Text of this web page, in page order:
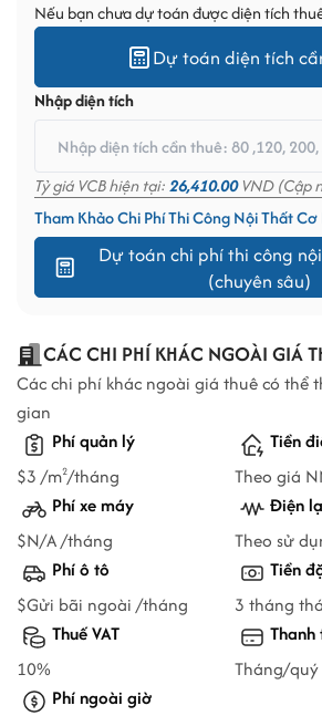
Nếu bạn chưa dự toán được diện tích
Dự toán diện tích
Nhập diện tích
Tỷ giá VCB hiện tại:26,410.00VND (Cập
Tham Khảo Chi Phí Thi Công Nội Thất Cơ
Dự toán chi phí thi công
(chuyên sâu)
CÁC CHI PHÍ KHÁC NGOÀI GIÁ
Các chi phí khác ngoài giá thuê có thể
gian
Phí quản lý
$3 /m2/tháng
Tiền
Theo giá
Phí xe máy
$N/A /tháng
Điện
Theo sử
Phí ô tô
$Gửi bãi ngoài /tháng
Tiền
3 tháng
Thuế VAT
10%
Tháng/quý
Phí ngoài giờ